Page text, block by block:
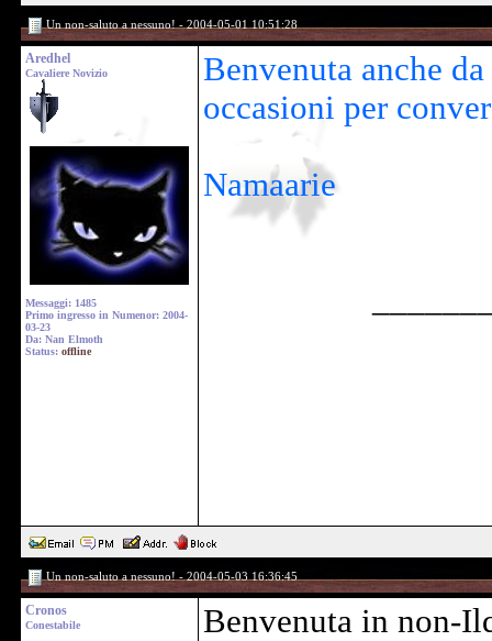
Un non-saluto a nessuno! - 2004-05-01 10:51:28
Aredhel
Cavaliere Novizio
Messaggi: 1485
Primo ingresso in Numenor: 2004-
03-23
Da: Nan Elmoth
Status: offline
Benvenuta anche
occasioni per
Namaarie
Un non-saluto a nessuno! - 2004-05-03 16:36:45
Cronos
Conestabile Benvenuta in non-